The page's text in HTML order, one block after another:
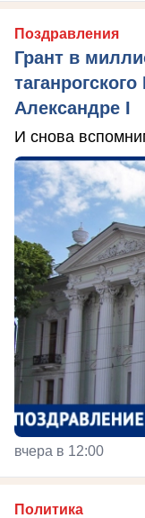
Поздравления
Грант в
Александре I
И снова
вчера в 12:00
Политика